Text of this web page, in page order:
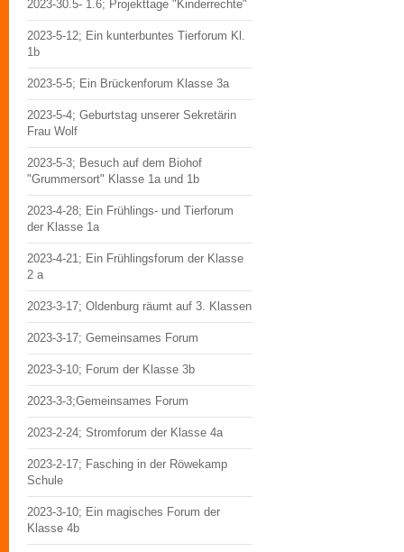
2023-30.5- 1.6; Projekttage "Kinderrechte"
2023-5-12; Ein kunterbuntes Tierforum Kl.
1b
2023-5-5; Ein Brückenforum Klasse 3a
2023-5-4; Geburtstag unserer Sekretärin
Frau Wolf
2023-5-3; Besuch auf dem Biohof
"Grummersort" Klasse 1a und 1b
2023-4-28; Ein Frühlings- und Tierforum
der Klasse 1a
2023-4-21; Ein Frühlingsforum der Klasse
2 a
2023-3-17; Oldenburg räumt auf 3. Klassen
2023-3-17; Gemeinsames Forum
2023-3-10; Forum der Klasse 3b
2023-3-3;Gemeinsames Forum
2023-2-24; Stromforum der Klasse 4a
2023-2-17; Fasching in der Röwekamp
Schule
2023-3-10; Ein magisches Forum der
Klasse 4b